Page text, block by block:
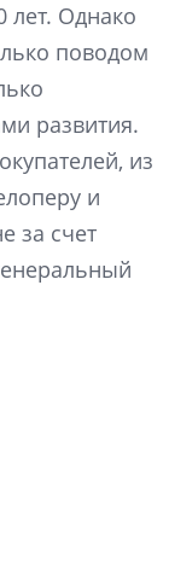
лет. Однако
поводом
развития.
из
и
за счет